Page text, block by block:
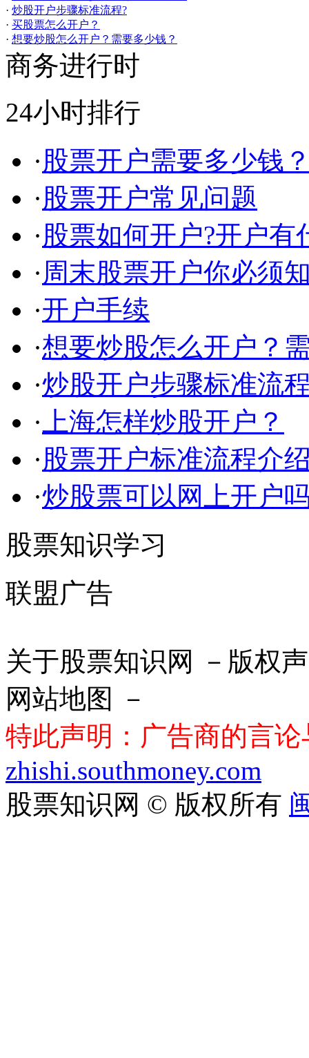
· 炒股开户步骤标准流程?
· 买股票怎么开户？
· 想要炒股怎么开户？需要多少钱？
商务进行时
24小时排行
·股票开户需要多少钱
·股票开户常见问题
·股票如何开户?开户有
·周末股票开户你必须
·开户手续
·想要炒股怎么开户？
·炒股开户步骤标准流
· 上海怎样炒股开户？
·股票开户标准流程介
·炒股票可以网上开户
股票知识学习
联盟广告
关于股票知识网 －版权
网站地图 －
特此声明：广告商的言
zhishi.southmoney.com
股票知识网 © 版权所有